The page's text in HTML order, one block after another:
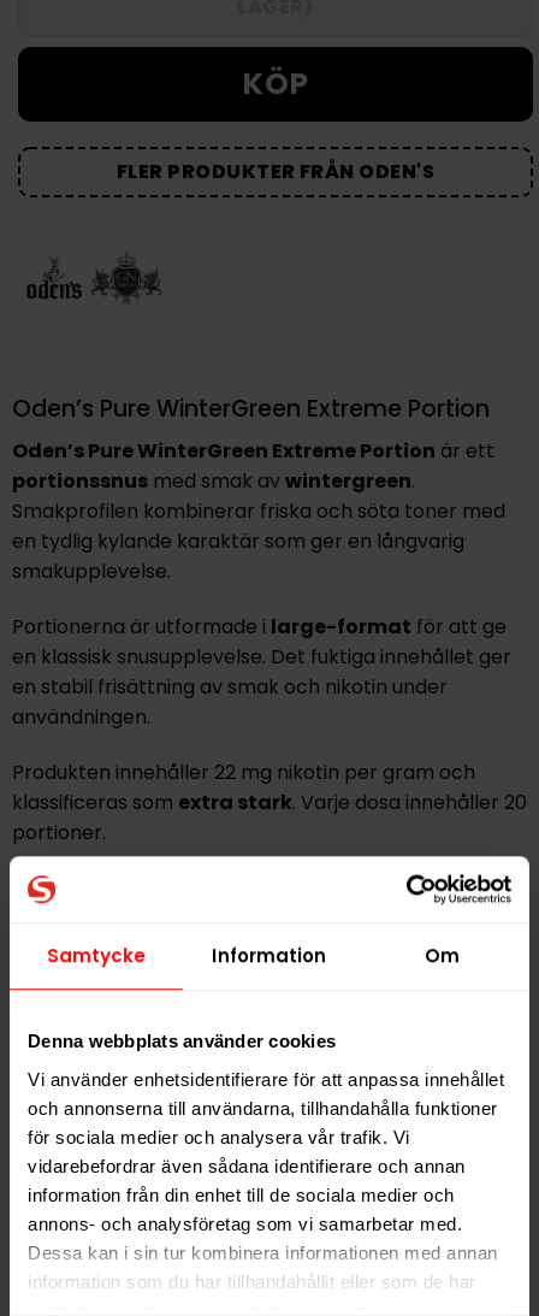
Samtycke Information Om
Denna webbplats använder cookies
Vi använder enhetsidentifierare för att anpassa innehållet
och annonserna till användarna, tillhandahålla funktioner
för sociala medier och analysera vår trafik. Vi
vidarebefordrar även sådana identifierare och annan
information från din enhet till de sociala medier och
annons- och analysföretag som vi samarbetar med.
Dessa kan i sin tur kombinera informationen med annan
information som du har tillhandahållit eller som de har
KÖP
FLER PRODUKTER FRÅN ODEN'S
Oden’s Pure WinterGreen Extreme Portion
Oden’s Pure WinterGreen Extreme Portion är ett
portionssnusmed smak avwintergreen.
Smakprofilen kombinerar friska och söta toner med
en tydlig kylande karaktär som ger en långvarig
smakupplevelse.
Portionerna är utformade i large-format för att ge
en klassisk snusupplevelse. Det fuktiga innehållet ger
en stabil frisättning av smak och nikotin under
användningen.
Produkten innehåller 22 mg nikotin per gram och
klassificeras som extra stark. Varje dosa innehåller 20
portioner.
Hitta alla produkter från
Alla produkter med smaken Mint
PRODUKTINFORMATION
Typ
Portionssnus
Smak
Mint
Format
Large
Styrka
Extra Stark
Nikotin per gram
22,0 mg/g
Nikotin per portion
22,0 mg